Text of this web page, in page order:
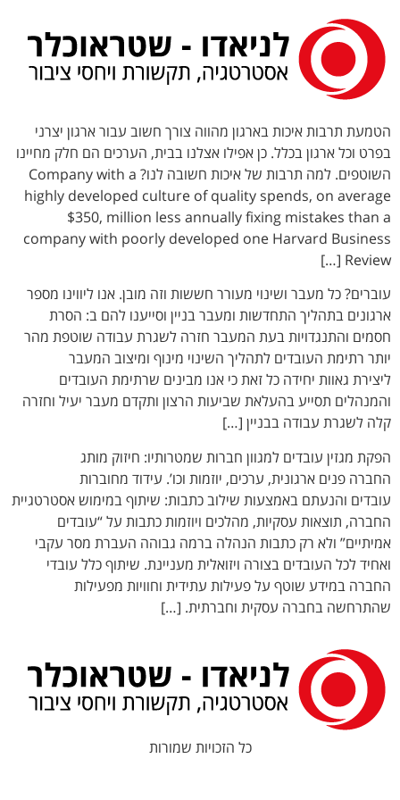
הטמעת תרבות איכות בארגון מהווה צורך חשוב עבור ארגון יצרני
בפרט וכל ארגון בכלל. כן אפילו אצלנו בבית, הערכים הם חלק מחיינו
השוטפים. למה תרבות של איכות חשובה לנו? Company with a
highly developed culture of quality spends, on average
$350, million less annually fixing mistakes than a
company with poorly developed one Harvard Business
Review […]
עוברים? כל מעבר ושינוי מעורר חששות וזה מובן. אנו ליווינו מספר
ארגונים בתהליך התחדשות ומעבר בניין וסייענו להם ב: הסרת
חסמים והתנגדויות בעת המעבר חזרה לשגרת עבודה שוטפת מהר
יותר רתימת העובדים לתהליך השינוי מינוף ומיצוב המעבר
ליצירת גאוות יחידה כל זאת כי אנו מבינים שרתימת העובדים
והמנהלים תסייע בהעלאת שביעות הרצון ותקדם מעבר יעיל וחזרה
קלה לשגרת עבודה בבניין […]
הפקת מגזין עובדים למגוון חברות שמטרותיו: חיזוק מותג
החברה פנים ארגונית, ערכים, יוזמות וכו’. עידוד מחוברות
עובדים והנעתם באמצעות שילוב כתבות: שיתוף במימוש אסטרטגיית
החברה, תוצאות עסקיות, מהלכים ויוזמות כתבות על “עובדים
אמיתיים” ולא רק כתבות הנהלה ברמה גבוהה העברת מסר עקבי
ואחיד לכל העובדים בצורה ויזואלית מעניינת. שיתוף כלל עובדי
החברה במידע שוטף על פעילות עתידית וחוויות מפעילות
שהתרחשה בחברה עסקית וחברתית. […]
כל הזכויות שמורות